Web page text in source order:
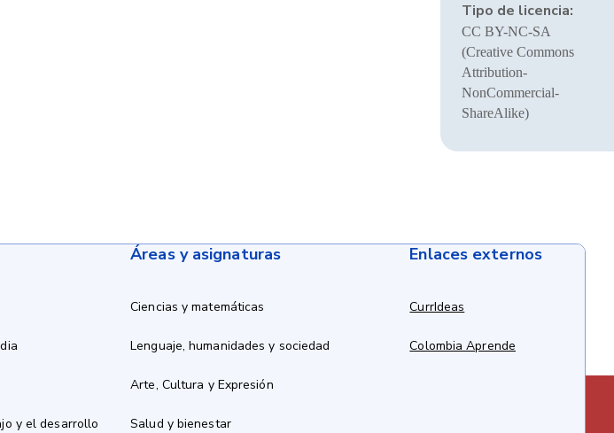
Tipo de licencia:
CC BY-NC-SA
(Creative Commons
Attribution-
NonCommercial-
ShareAlike)
y el desarrollo
Áreas y asignaturas
Ciencias y matemáticas
Lenguaje, humanidades y sociedad
Arte, Cultura y Expresión
Salud y bienestar
Enlaces externos
CurrIdeas
Colombia Aprende